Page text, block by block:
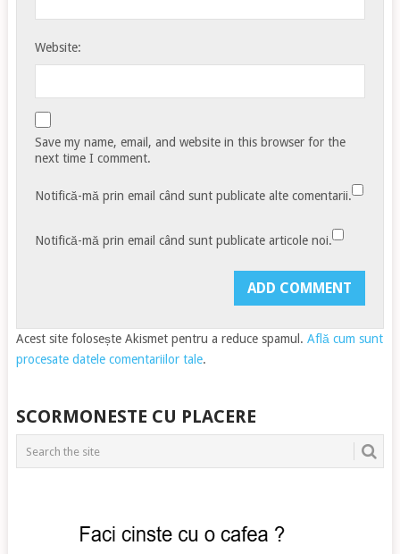
Website:
Save my name, email, and website in this browser for the
next time I comment.
Notifică-mă prin email când sunt publicate alte comentarii.
Notifică-mă prin email când sunt publicate articole noi.
Acest site folosește Akismet pentru a reduce spamul. Află cum sunt
procesate datele comentariilor tale.
SCORMONESTE CU PLACERE